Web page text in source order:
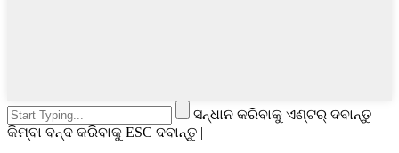
ସନ୍ଧାନ କରିବାକୁ ଏଣ୍ଟର୍ ଦବାନ୍ତୁ
କିମ୍ବା ବନ୍ଦ କରିବାକୁ ESC ଦବାନ୍ତୁ |